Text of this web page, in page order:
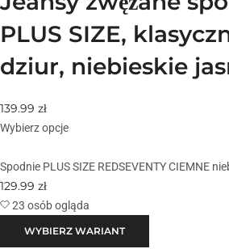
PLUS SIZE,
dziur, niebieskie
139.99 zł
Wybierz opcje
Spodnie PLUS SIZE REDSEVENTY CIEMNE
129.99 zł
23 osób ogląda
WYBIERZ WARIANT